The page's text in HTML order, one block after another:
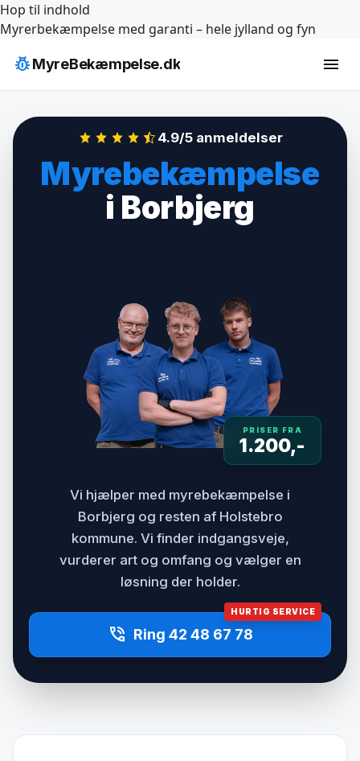
Hop til indhold
Myrerbekæmpelse med garanti – hele jylland og fyn
pest_controlMyreBekæmpelse.dk menu
4.9/5 anmeldelser
Myrebekæmpelse
i Borbjerg
PRISER FRA
1.200,-
Vi hjælper med myrebekæmpelse i
Borbjerg og resten af Holstebro
kommune. Vi finder indgangsveje,
vurderer art og omfang og vælger en
løsning der holder.
HURTIG SERVICE
phone_in_talk Ring 42 48 67 78